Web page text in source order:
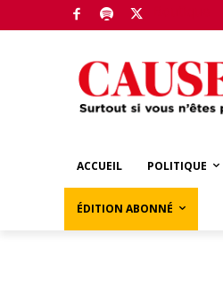
ACCUEIL POLITIQUE
ÉDITION ABONNÉ